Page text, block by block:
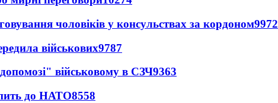
чоловіків у консульствах за кордоном9972
військових9787
військовому в СЗЧ9363
до НАТО8558